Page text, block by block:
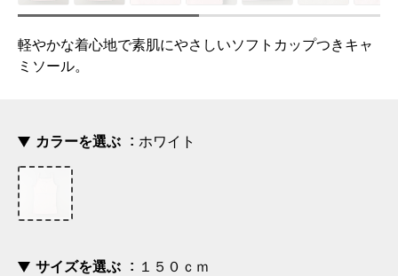
軽やかな着心地で素肌にやさしいソフトカップつきキャ
ミソール。
カラーを選ぶ ホワイト
サイズを選ぶ １５０ｃｍ